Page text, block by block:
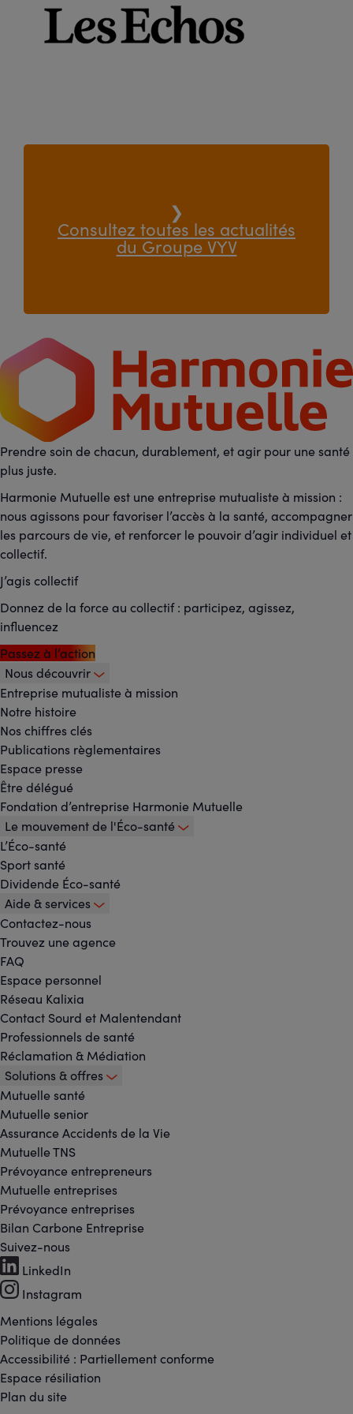
❯
Consultez toutes les actualités
du Groupe VYV
Prendre soin de chacun, durablement, et agir pour une santé
plus juste.
Harmonie Mutuelle est une entreprise mutualiste à mission :
nous agissons pour favoriser l’accès à la santé, accompagner
les parcours de vie, et renforcer le pouvoir d’agir individuel et
collectif.
J’agis collectif
Donnez de la force au collectif : participez, agissez,
influencez
Passez à l’action
Footer
-
Menu
principal
Nous découvrir
Entreprise mutualiste à mission
Notre histoire
Nos chiffres clés
Publications règlementaires
Espace presse
Être délégué
Fondation d’entreprise Harmonie Mutuelle
Le mouvement de l'Éco-santé
L’Éco-santé
Sport santé
Dividende Éco-santé
Aide & services
Contactez-nous
Trouvez une agence
FAQ
Espace personnel
Réseau Kalixia
Contact Sourd et Malentendant
Professionnels de santé
Réclamation & Médiation
Solutions & offres
Mutuelle santé
Mutuelle senior
Assurance Accidents de la Vie
Mutuelle TNS
Prévoyance entrepreneurs
Mutuelle entreprises
Prévoyance entreprises
Bilan Carbone Entreprise
Footer
-
Réseaux
sociaux
Suivez-nous
LinkedIn
Instagram
Footer
-
Liens
Mentions légales
Politique de données
Accessibilité : Partiellement conforme
Espace résiliation
Plan du site